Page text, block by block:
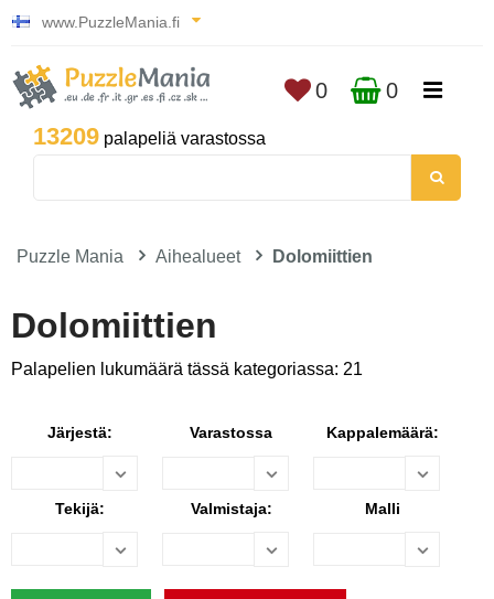
www.PuzzleMania.fi
13209 palapeliä varastossa
0 0
Puzzle Mania Aihealueet Dolomiittien
Dolomiittien
Palapelien lukumäärä tässä kategoriassa: 21
Järjestä: Varastossa Kappalemäärä:
Tekijä: Valmistaja: Malli